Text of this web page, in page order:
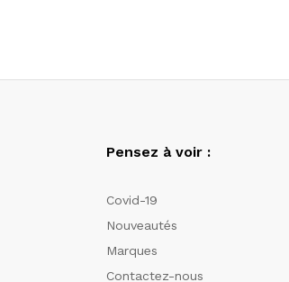
Pensez à voir :
Covid-19
Nouveautés
Marques
Contactez-nous